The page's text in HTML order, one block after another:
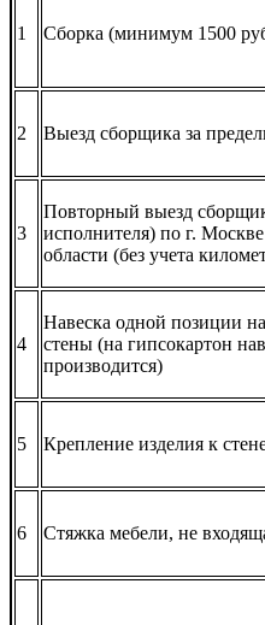
1 Сборка (минимум 1500
2 Выезд сборщика за
3
Повторный выезд
исполнителя) по г.
области (без учета
4
Навеска одной позиции
стены (на гипсокартон
производится)
5 Крепление изделия к
6 Стяжка мебели, не